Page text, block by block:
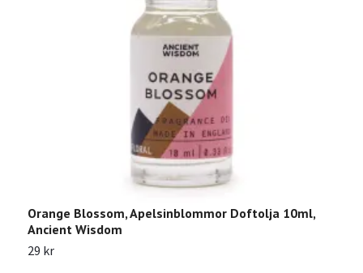
Orange Blossom, Apelsinblommor Doftolja 10ml,
Ancient Wisdom
29 kr